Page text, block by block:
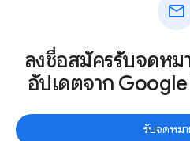
mail
ลงชื่อสมัครรับจดหม
อัปเดตจาก
รับจดหมา